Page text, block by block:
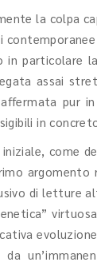
la colpa
in particolare
assai
pur in
in
come
argomento
di letture